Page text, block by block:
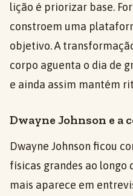
lição é priorizar base.
constroem uma
objetivo. A
corpo aguenta o dia de
e ainda assim mantém
Dwayne Johnson e a
Dwayne Johnson ficou
físicas grandes ao longo
mais aparece em